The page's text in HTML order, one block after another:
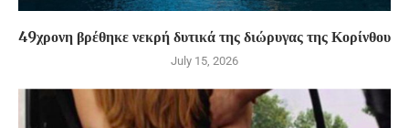
49χρονη βρέθηκε νεκρή δυτικά της διώρυγας της Κορίνθου
July 15, 2026